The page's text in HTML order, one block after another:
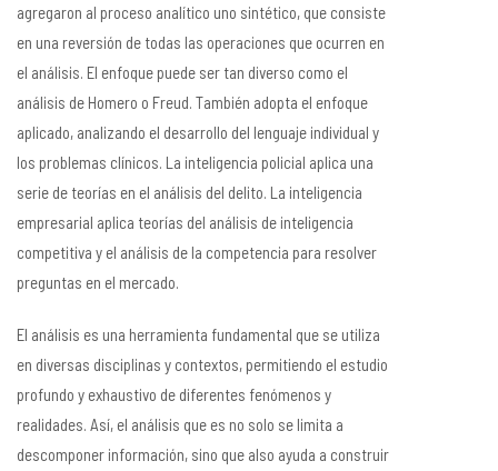
agregaron al proceso analítico uno sintético, que consiste
en una reversión de todas las operaciones que ocurren en
el análisis. El enfoque puede ser tan diverso como el
análisis de Homero o Freud. También adopta el enfoque
aplicado, analizando el desarrollo del lenguaje individual y
los problemas clínicos. La inteligencia policial aplica una
serie de teorías en el análisis del delito. La inteligencia
empresarial aplica teorías del análisis de inteligencia
competitiva y el análisis de la competencia para resolver
preguntas en el mercado.
El análisis es una herramienta fundamental que se utiliza
en diversas disciplinas y contextos, permitiendo el estudio
profundo y exhaustivo de diferentes fenómenos y
realidades. Así, el análisis que es no solo se limita a
descomponer información, sino que also ayuda a construir